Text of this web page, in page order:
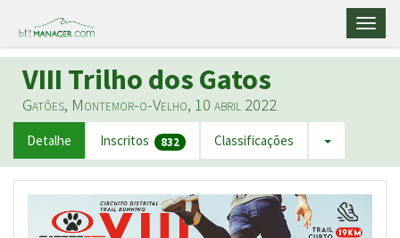
VIII Trilho dos Gatos
Gatões, Montemor-o-Velho, 10 abril 2022
Detalhe Inscritos 832 Classificações